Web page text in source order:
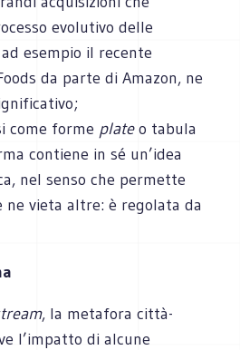
evolutivo delle
esempio il recente
da parte di Amazon, ne
come forme plateo tabula
contiene in sé un’idea
nel senso che permette
ne vieta altre: è regolata da
, la metafora città-
l’impatto di alcune